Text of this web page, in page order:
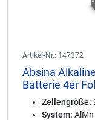
Artikel-Nr.: 147372
Absina
Batterie 4er
Zellengröße:
System: AlMn